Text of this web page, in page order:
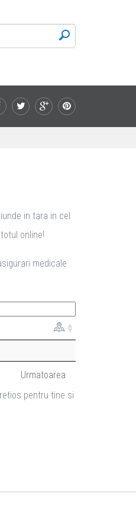
in tara in cel
online!
medicale
Urmatoarea
pentru tine si